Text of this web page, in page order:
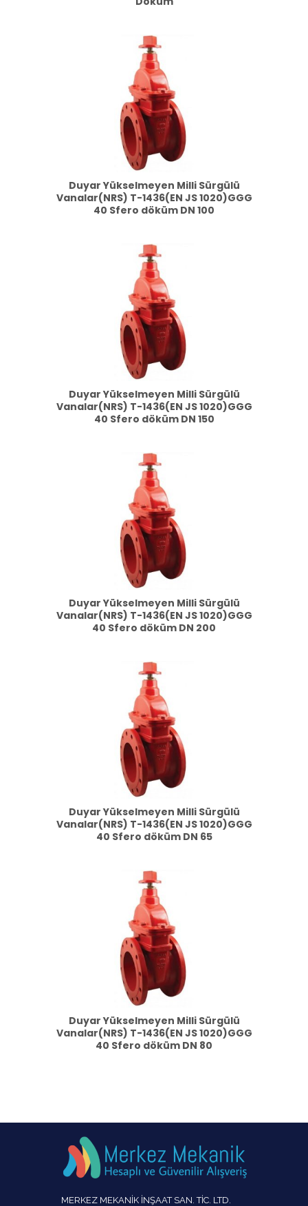
Duyar Yükselmeyen Milli Sürgülü
Vanalar(NRS) T-1436(EN JS 1020)GGG
40 Sfero döküm DN 100
Duyar Yükselmeyen Milli Sürgülü
Vanalar(NRS) T-1436(EN JS 1020)GGG
40 Sfero döküm DN 150
Duyar Yükselmeyen Milli Sürgülü
Vanalar(NRS) T-1436(EN JS 1020)GGG
40 Sfero döküm DN 200
Duyar Yükselmeyen Milli Sürgülü
Vanalar(NRS) T-1436(EN JS 1020)GGG
40 Sfero döküm DN 65
Duyar Yükselmeyen Milli Sürgülü
Vanalar(NRS) T-1436(EN JS 1020)GGG
40 Sfero döküm DN 80
MERKEZ MEKANİK İNŞAAT SAN. TİC. LTD.